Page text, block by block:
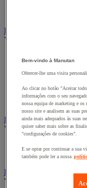
Eletricidade
Ver todas as categorias
Acessórios para
Cabo Elétrico
Equipamento de
Extensão, tira e
Tomada e
Ferramentas Elétricas
Ver todas as categorias
Ferramentas
Ferramentas
Ferramentas elétricas
Ver todas as categorias
Bem-vindo à Manutan
Oferecer-lhe uma visita
Ao clicar no botão "Aceitar
informações com o seu
nossa equipa de marketing e os
nosso site e analisem as suas
ainda mais adequados às suas
quiser saber mais sobre as
"configurações de cookies".
E se optar por continuar a sua
também pode ler a nossa